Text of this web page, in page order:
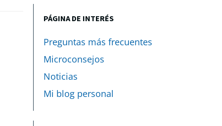
PÁGINA DE INTERÉS
Preguntas más frecuentes
Microconsejos
Noticias
Mi blog personal